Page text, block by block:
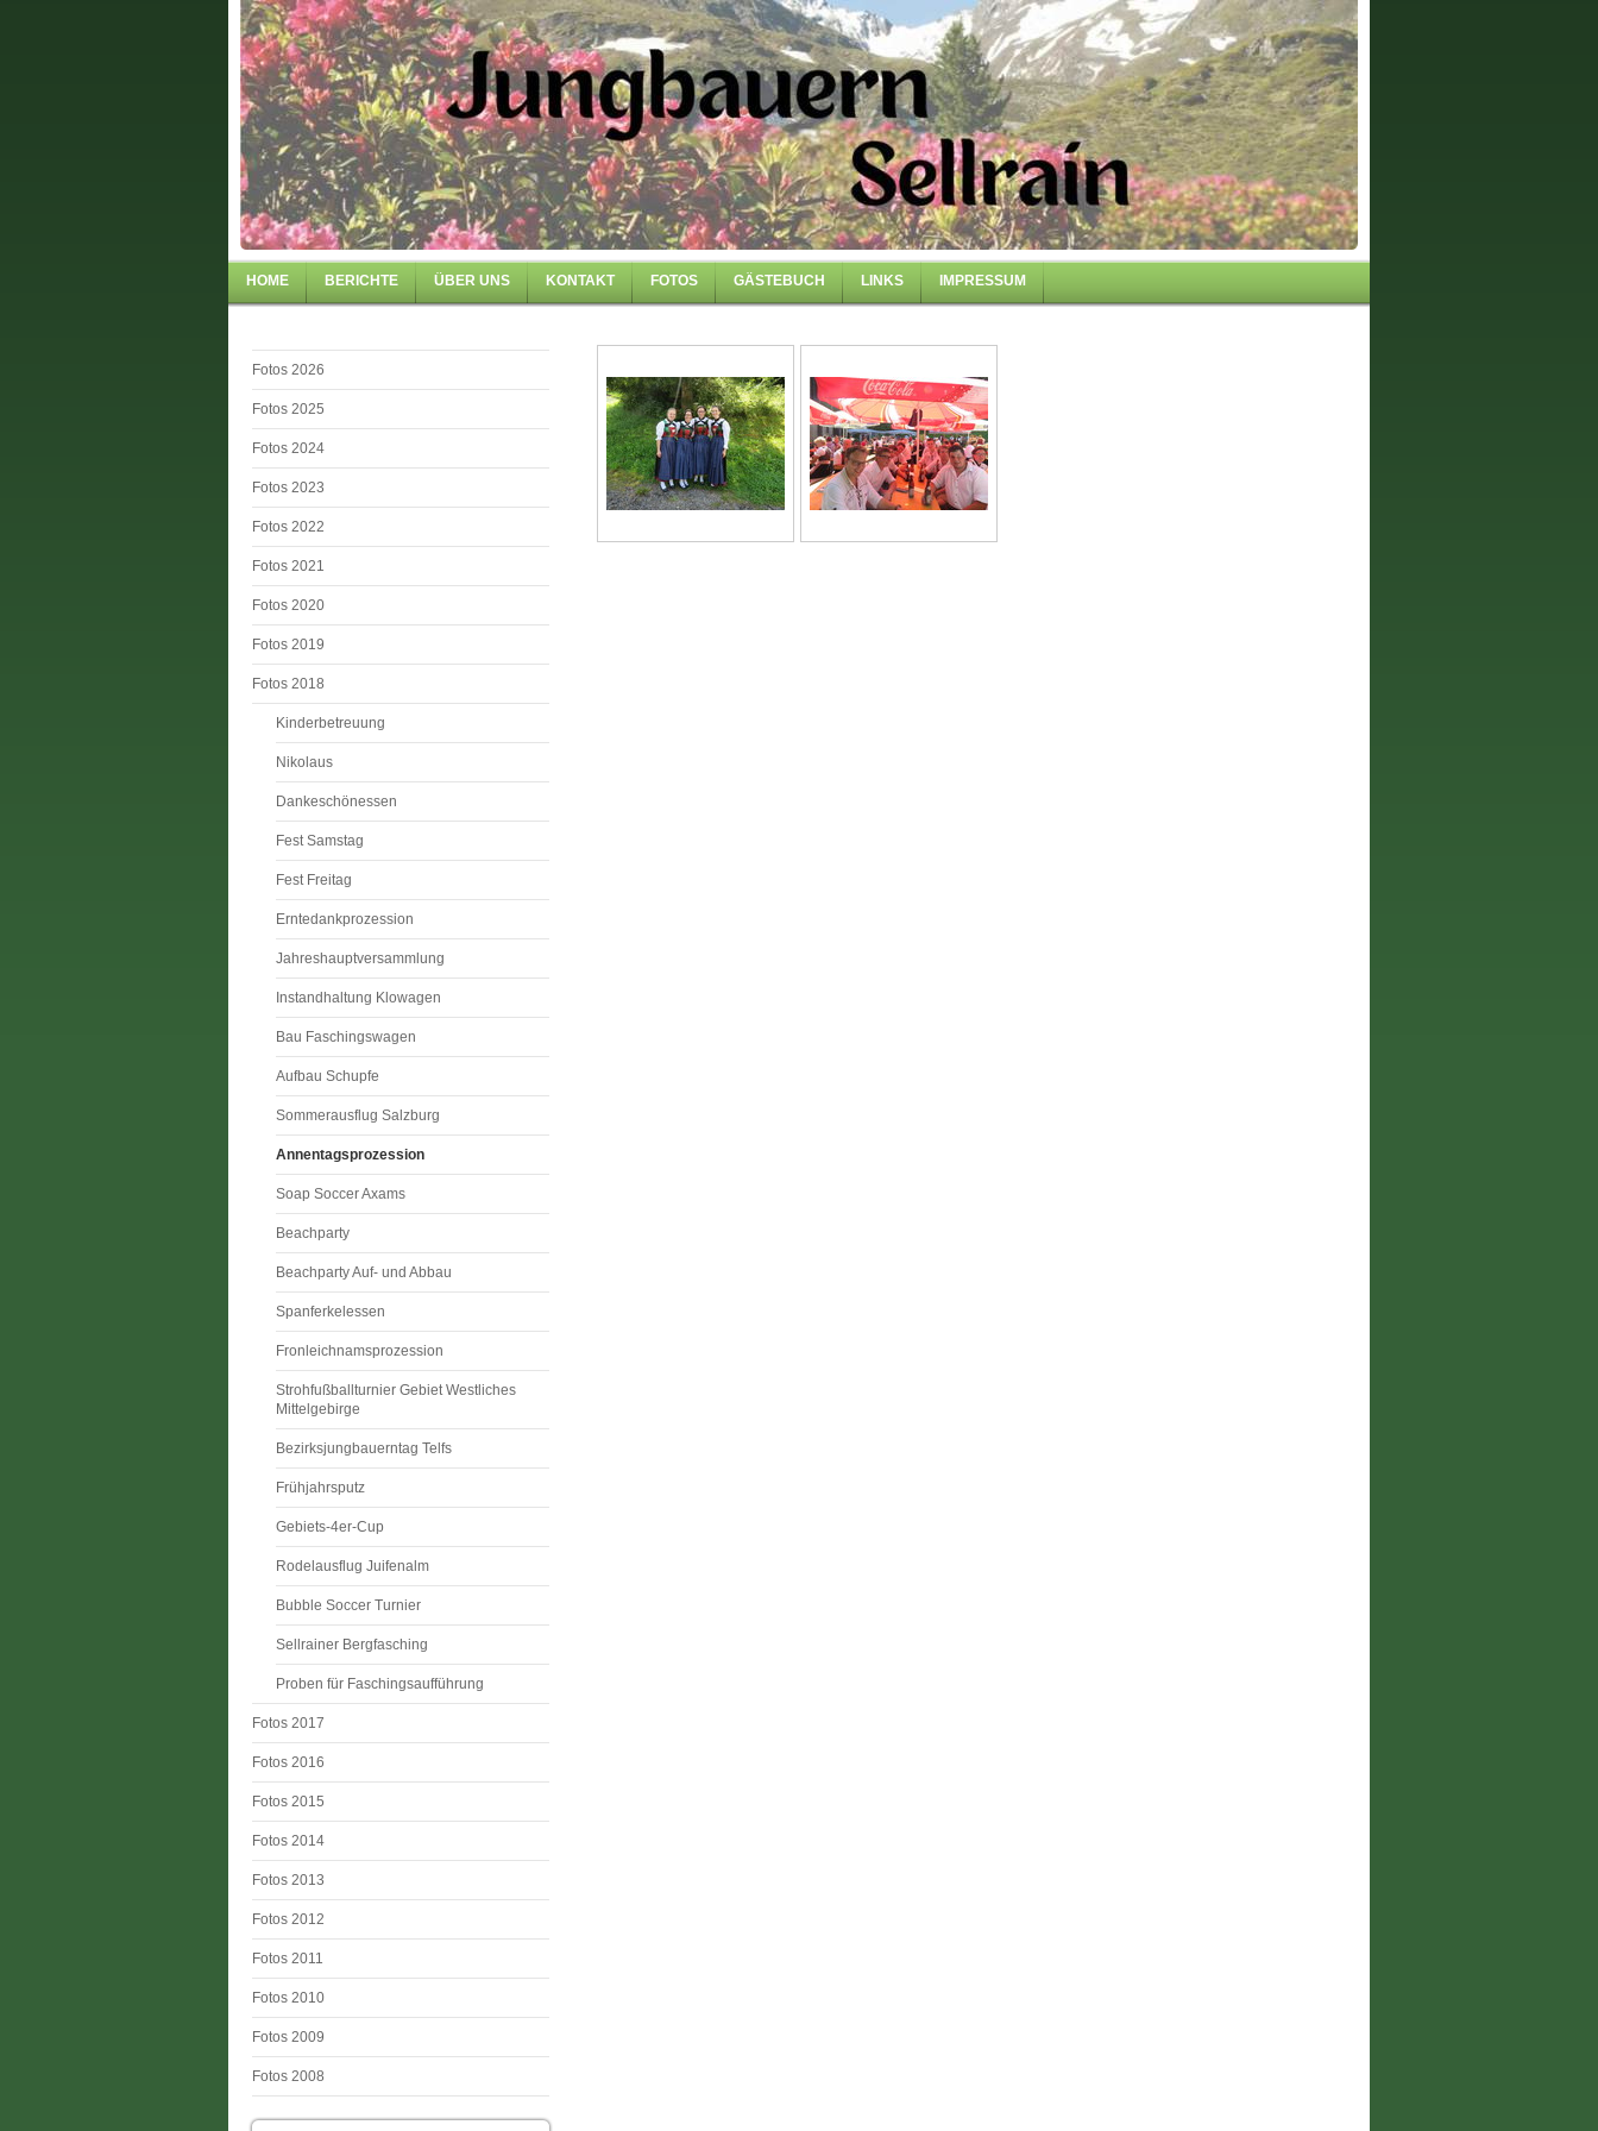
HOME BERICHTE ÜBER UNS KONTAKT FOTOS GÄSTEBUCH LINKS IMPRESSUM
Fotos 2026
Fotos 2025
Fotos 2024
Fotos 2023
Fotos 2022
Fotos 2021
Fotos 2020
Fotos 2019
Fotos 2018
Kinderbetreuung
Nikolaus
Dankeschönessen
Fest Samstag
Fest Freitag
Erntedankprozession
Jahreshauptversammlung
Instandhaltung Klowagen
Bau Faschingswagen
Aufbau Schupfe
Sommerausflug Salzburg
Annentagsprozession
Soap Soccer Axams
Beachparty
Beachparty Auf- und Abbau
Spanferkelessen
Fronleichnamsprozession
Strohfußballturnier Gebiet Westliches
Mittelgebirge
Bezirksjungbauerntag Telfs
Frühjahrsputz
Gebiets-4er-Cup
Rodelausflug Juifenalm
Bubble Soccer Turnier
Sellrainer Bergfasching
Proben für Faschingsaufführung
Fotos 2017
Fotos 2016
Fotos 2015
Fotos 2014
Fotos 2013
Fotos 2012
Fotos 2011
Fotos 2010
Fotos 2009
Fotos 2008